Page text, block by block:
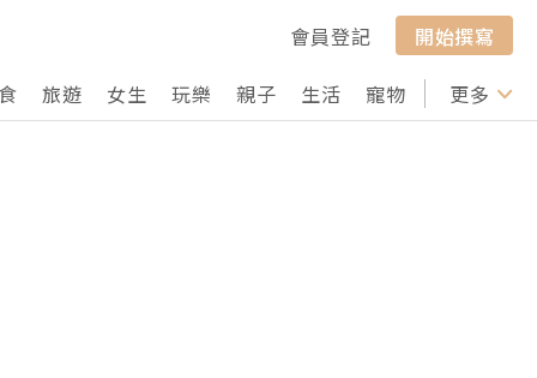
會員登記
開始撰寫
旅遊 女生 玩樂 親子 生活 寵物 行山 打卡
更多